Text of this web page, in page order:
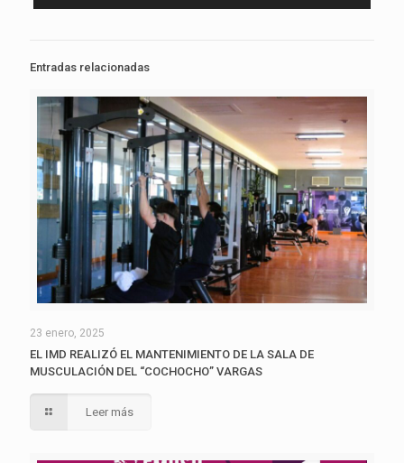
Entradas relacionadas
23 enero, 2025
EL IMD REALIZÓ EL MANTENIMIENTO DE LA SALA DE
MUSCULACIÓN DEL “COCHOCHO” VARGAS
Leer más